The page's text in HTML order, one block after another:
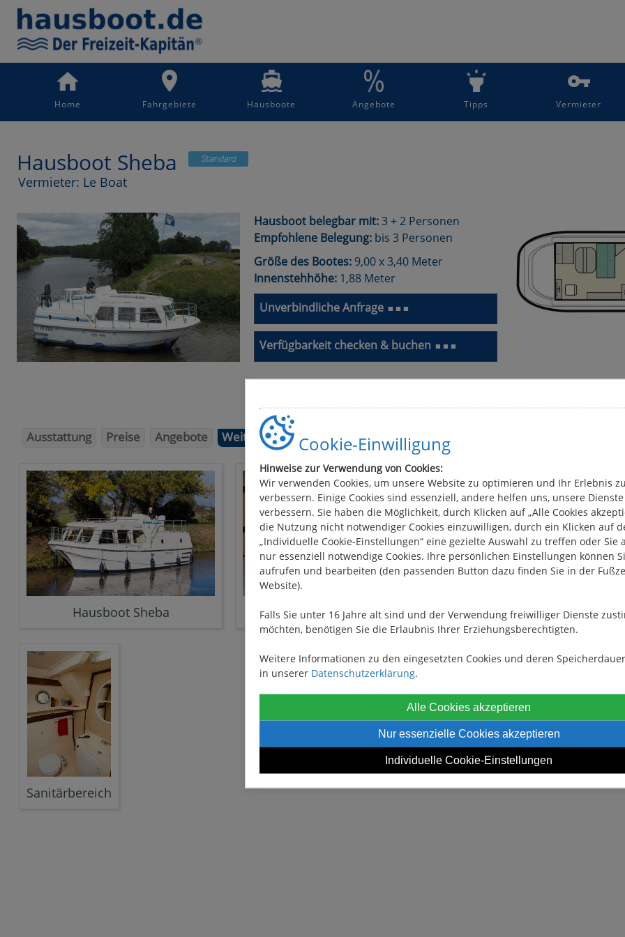
Cookie-Einwilligung
Hinweise zur Verwendung von Cookies:
Wir verwenden Cookies, um unsere Website zu optimieren und Ihr Erlebnis zu
verbessern. Einige Cookies sind essenziell, andere helfen uns, unsere
verbessern. Sie haben die Möglichkeit, durch Klicken auf „Alle Cookies
die Nutzung nicht notwendiger Cookies einzuwilligen, durch ein Klicken auf
„Individuelle Cookie-Einstellungen“ eine gezielte Auswahl zu treffen oder Sie
nur essenziell notwendige Cookies. Ihre persönlichen Einstellungen können
aufrufen und bearbeiten (den passenden Button dazu finden Sie in der
Website).
Falls Sie unter 16 Jahre alt sind und der Verwendung freiwilliger Dienste
möchten, benötigen Sie die Erlaubnis Ihrer Erziehungsberechtigten.
Weitere Informationen zu den eingesetzten Cookies und deren
in unserer Datenschutzerklärung.
Alle Cookies akzeptieren
Nur essenzielle Cookies akzeptieren
Individuelle Cookie-Einstellungen
Home Fahrgebiete Hausboote Angebote Tipps Vermieter
Hausboot Sheba
Vermieter: Le Boat
Hausboot belegbar mit:3 + 2 Personen
Empfohlene Belegung: bis 3 Personen
Größe des Bootes: 9,00 x 3,40 Meter
Innenstehhöhe: 1,88 Meter
Unverbindliche Anfrage ■ ■ ■
Verfügbarkeit checken & buchen ■ ■ ■
Ausstattung Preise Angebote Weitere Bilder Vermieter-Infos
Hausboot Sheba Hausboot Sheba Kabine Hausboot Sheba Küche
Sanitärbereich